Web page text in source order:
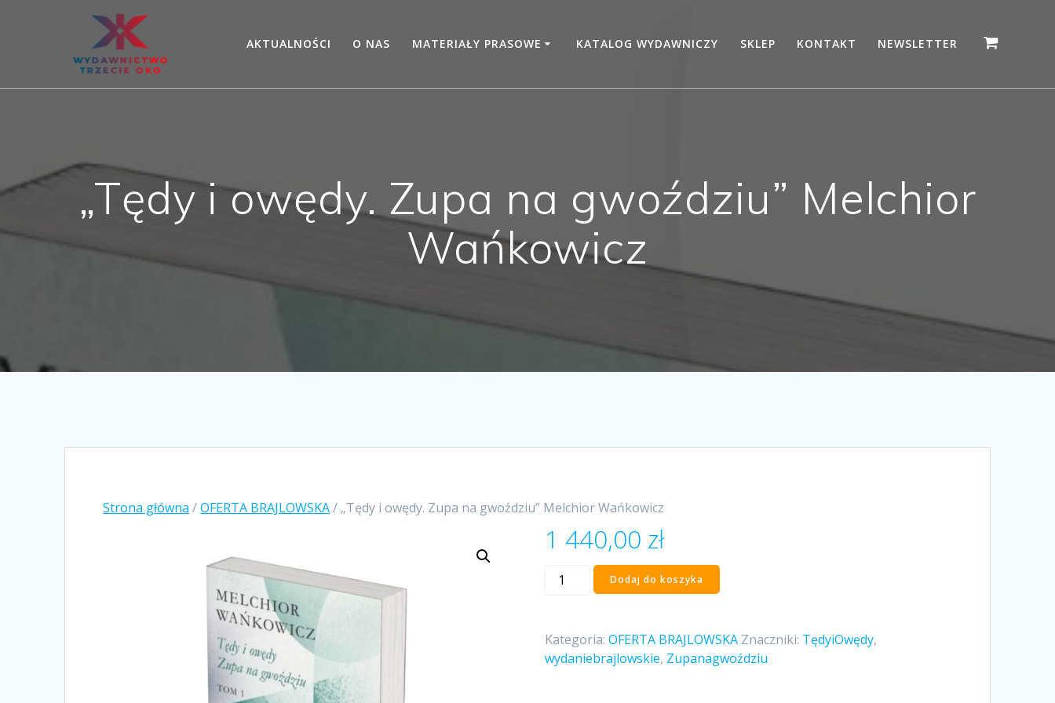
AKTUALNOŚCI O NAS MATERIAŁY PRASOWE KATALOG WYDAWNICZY SKLEP KONTAKT NEWSLETTER
„Tędy i owędy. Zupa na gwoździu” Melchior
Wańkowicz
Strona główna /OFERTA BRAJLOWSKA/ „Tędy i owędy. Zupa na gwoździu” Melchior Wańkowicz
1 440,00 zł
ilość
Zupa
na
Dodaj do koszyka
Kategoria: OFERTA BRAJLOWSKA Znaczniki: TędyiOwędy,
wydaniebrajlowskie, Zupanagwoździu